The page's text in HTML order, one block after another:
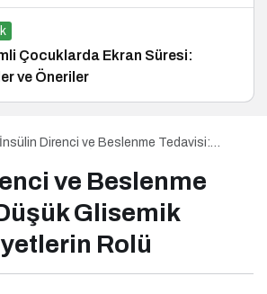
Çocuklarda Ekran Süresi:
ve Öneriler
İnsülin Direnci ve Beslenme Tedavisi:
ve Beslenme
Glisemik
Rolü